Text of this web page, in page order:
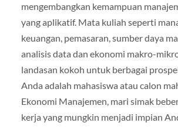
mengembangkan kemampuan
yang aplikatif. Mata kuliah seperti
keuangan, pemasaran, sumber daya
analisis data dan ekonomi makro-
landasan kokoh untuk berbagai
Anda adalah mahasiswa atau calon
Ekonomi Manajemen, mari simak
kerja yang mungkin menjadi impian